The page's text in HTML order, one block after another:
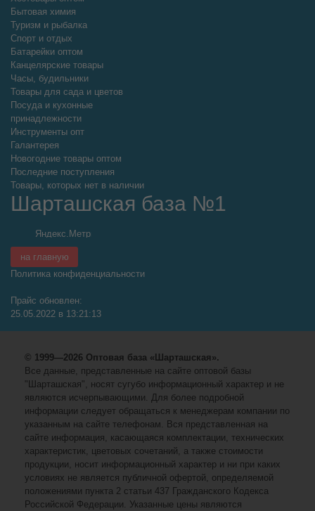
Бытовая химия
Туризм и рыбалка
Спорт и отдых
Батарейки оптом
Канцелярские товары
Часы, будильники
Товары для сада и цветов
Посуда и кухонные
принадлежности
Инструменты опт
Галантерея
Новогодние товары оптом
Последние поступления
Товары, которых нет в наличии
Шарташская база №1
на главную
Политика конфиденциальности
Прайс обновлен:
25.05.2022 в 13:21:13
© 1999—2026 Оптовая база «Шарташская».
Все данные, представленные на сайте оптовой базы
"Шарташская", носят сугубо информационный характер и не
являются исчерпывающими. Для более подробной
информации следует обращаться к менеджерам компании по
указанным на сайте телефонам. Вся представленная на
сайте информация, касающаяся комплектации, технических
характеристик, цветовых сочетаний, а также стоимости
продукции, носит информационный характер и ни при каких
условиях не является публичной офертой, определяемой
положениями пункта 2 статьи 437 Гражданского Кодекса
Российской Федерации. Указанные цены являются